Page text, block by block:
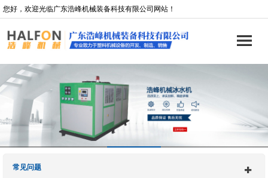
您好，欢迎光临广东浩峰机械装备科技有限公司网站！
常见问题